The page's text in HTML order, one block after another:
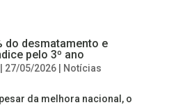
do desmatamento e
pelo 3º ano
27/05/2026| Notícias
da melhora nacional, o